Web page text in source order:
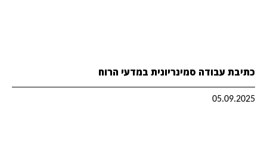
כתיבת עבודה סמינריונית במדעי הרוח
05.09.2025